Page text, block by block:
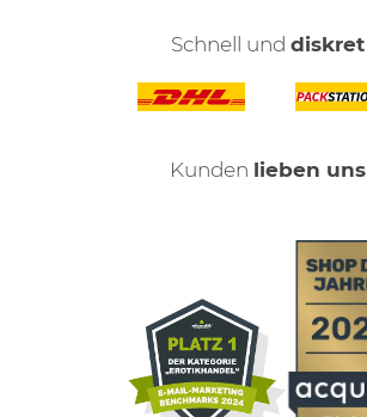
Schnell und diskret
Kunden lieben uns